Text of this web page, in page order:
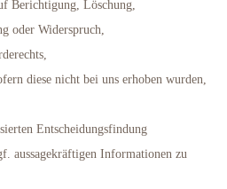
Berichtigung, Löschung,
oder Widerspruch,
diese nicht bei uns erhoben wurden,
Entscheidungsfindung
aussagekräftigen Informationen zu